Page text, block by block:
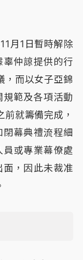
月1日暫時解除
仲諒提供的行
，而以女子亞錦
範及各項活動
就籌備完成，
幕典禮流程細
或專業幕僚處
，因此未裁准